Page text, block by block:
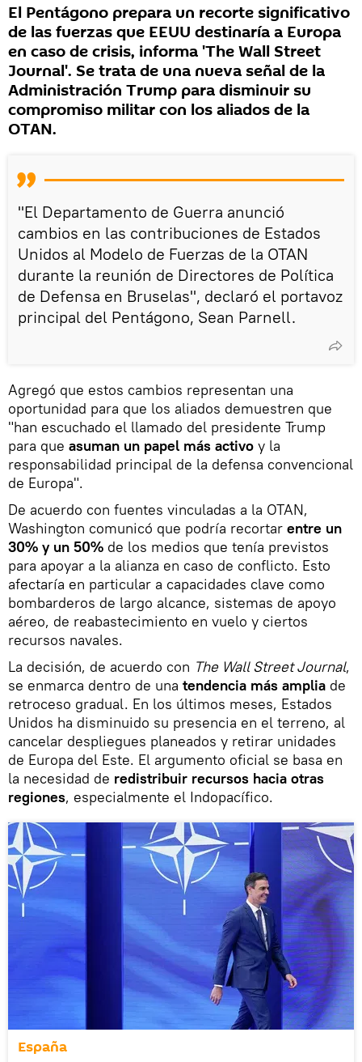
El Pentágono prepara un recorte significativo
de las fuerzas que EEUU destinaría a Europa
en caso de crisis, informa 'The Wall Street
Journal'. Se trata de una nueva señal de la
Administración Trump para disminuir su
compromiso militar con los aliados de la
OTAN.
"El Departamento de Guerra anunció
cambios en las contribuciones de Estados
Unidos al Modelo de Fuerzas de la OTAN
durante la reunión de Directores de Política
de Defensa en Bruselas", declaró el portavoz
principal del Pentágono, Sean Parnell.
Agregó que estos cambios representan una
oportunidad para que los aliados demuestren que
"han escuchado el llamado del presidente Trump
para que asuman un papel más activo y la
responsabilidad principal de la defensa convencional
de Europa".
De acuerdo con fuentes vinculadas a la OTAN,
Washington comunicó que podría recortar entre un
30% y un 50% de los medios que tenía previstos
para apoyar a la alianza en caso de conflicto. Esto
afectaría en particular a capacidades clave como
bombarderos de largo alcance, sistemas de apoyo
aéreo, de reabastecimiento en vuelo y ciertos
recursos navales.
La decisión, de acuerdo con The Wall Street Journal,
se enmarca dentro de una tendencia más amplia de
retroceso gradual. En los últimos meses, Estados
Unidos ha disminuido su presencia en el terreno, al
cancelar despliegues planeados y retirar unidades
de Europa del Este. El argumento oficial se basa en
la necesidad de redistribuir recursos hacia otras
regiones, especialmente el Indopacífico.
España